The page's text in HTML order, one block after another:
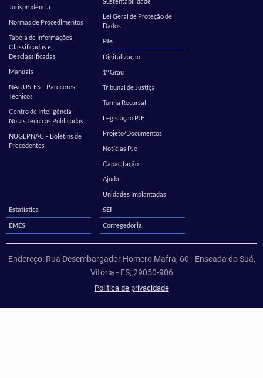
Jurisprudência
Normas de Procedimentos
Tabela de Informações
Classificadas e
Desclassificadas
Manuais
NATJUS-ES – Pareceres
Técnicos
Centro de Inteligência –
Notas Técnicas Publicadas
NUGEPNAC – Boletins de
Precedentes
Lei Geral de Proteção de
Dados
PJe
Digitalização
1º Grau
Tribunal de Justiça
Turma Recursal
Legislação PJE
Projeto/Documentos
Notícias PJe
Capacitação
Ajuda
Unidades Implantadas
Estatística
SEI
EMES Corregedoria
Endereço: Rua Desembargador Homero Mafra, 60 - Enseada do Suá,
Vitória - ES, 29050-906
Política de privacidade